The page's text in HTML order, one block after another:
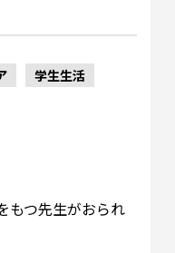
学生生活
もつ先生がおられ